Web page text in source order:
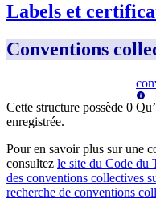
Labels et
Conventions
Cette structure possède 0
enregistrée.
Pour en savoir plus sur une
consultez le site du Code du
des conventions collectives
recherche de conventions